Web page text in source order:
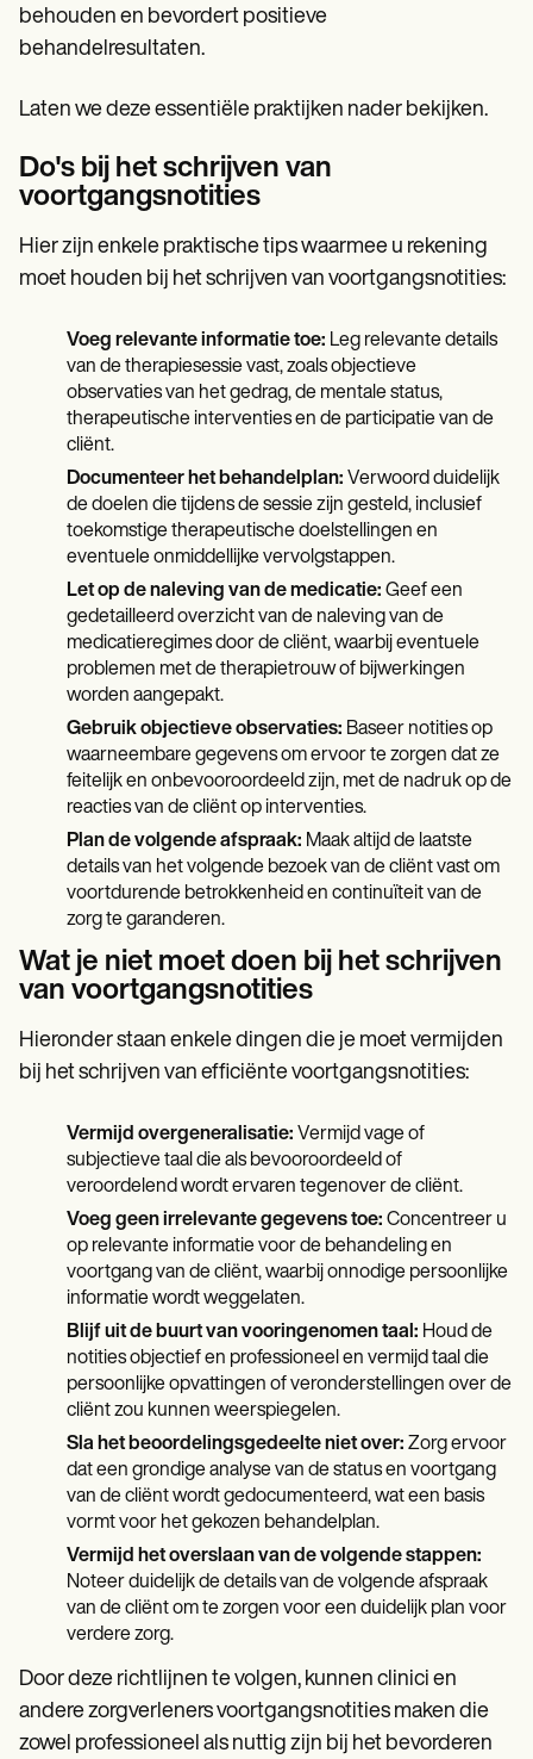
behouden en bevordert positieve
behandelresultaten.
Laten we deze essentiële praktijken nader bekijken.
Do's bij het schrijven van
voortgangsnotities
Hier zijn enkele praktische tips waarmee u rekening
moet houden bij het schrijven van voortgangsnotities:
Voeg relevante informatie toe: Leg relevante details
van de therapiesessie vast, zoals objectieve
observaties van het gedrag, de mentale status,
therapeutische interventies en de participatie van de
cliënt.
Documenteer het behandelplan: Verwoord duidelijk
de doelen die tijdens de sessie zijn gesteld, inclusief
toekomstige therapeutische doelstellingen en
eventuele onmiddellijke vervolgstappen.
Let op de naleving van de medicatie: Geef een
gedetailleerd overzicht van de naleving van de
medicatieregimes door de cliënt, waarbij eventuele
problemen met de therapietrouw of bijwerkingen
worden aangepakt.
Gebruik objectieve observaties: Baseer notities op
waarneembare gegevens om ervoor te zorgen dat ze
feitelijk en onbevooroordeeld zijn, met de nadruk op de
reacties van de cliënt op interventies.
Plan de volgende afspraak: Maak altijd de laatste
details van het volgende bezoek van de cliënt vast om
voortdurende betrokkenheid en continuïteit van de
zorg te garanderen.
Wat je niet moet doen bij het schrijven
van voortgangsnotities
Hieronder staan enkele dingen die je moet vermijden
bij het schrijven van efficiënte voortgangsnotities:
Vermijd overgeneralisatie: Vermijd vage of
subjectieve taal die als bevooroordeeld of
veroordelend wordt ervaren tegenover de cliënt.
Voeg geen irrelevante gegevens toe: Concentreer u
op relevante informatie voor de behandeling en
voortgang van de cliënt, waarbij onnodige persoonlijke
informatie wordt weggelaten.
Blijf uit de buurt van vooringenomen taal: Houd de
notities objectief en professioneel en vermijd taal die
persoonlijke opvattingen of veronderstellingen over de
cliënt zou kunnen weerspiegelen.
Sla het beoordelingsgedeelte niet over: Zorg ervoor
dat een grondige analyse van de status en voortgang
van de cliënt wordt gedocumenteerd, wat een basis
vormt voor het gekozen behandelplan.
Vermijd het overslaan van de volgende stappen:
Noteer duidelijk de details van de volgende afspraak
van de cliënt om te zorgen voor een duidelijk plan voor
verdere zorg.
Door deze richtlijnen te volgen, kunnen clinici en
andere zorgverleners voortgangsnotities maken die
zowel professioneel als nuttig zijn bij het bevorderen